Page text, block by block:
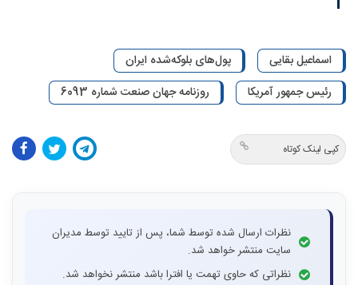
اسماعیل بقایی
پول‌های بلوکه‌شده ایران
رئیس جمهور آمریکا
روزنامه جهان صنعت شماره 6093
کپی لینک کوتاه
نظرات ارسال شده توسط شما، پس از تایید توسط مدیران
سایت منتشر خواهد شد.
نظراتی که حاوی تهمت یا افترا باشد منتشر نخواهد شد.